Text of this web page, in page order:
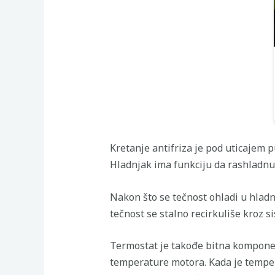
Kretanje antifriza je pod uticajem
Hladnjak ima funkciju da
Nakon što se tečnost ohladi u
tečnost se stalno recirkuliše kroz
Termostat je takođe bitna
temperature motora. Kada je